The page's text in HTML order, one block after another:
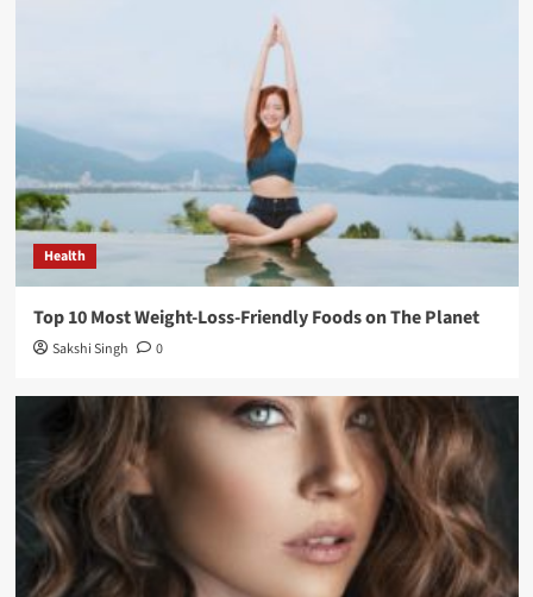
Health
Top 10 Most Weight-Loss-Friendly Foods on The Planet
Sakshi Singh 0